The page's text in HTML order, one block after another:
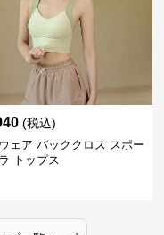
(税込)
ェア バッククロス スポー
トップス